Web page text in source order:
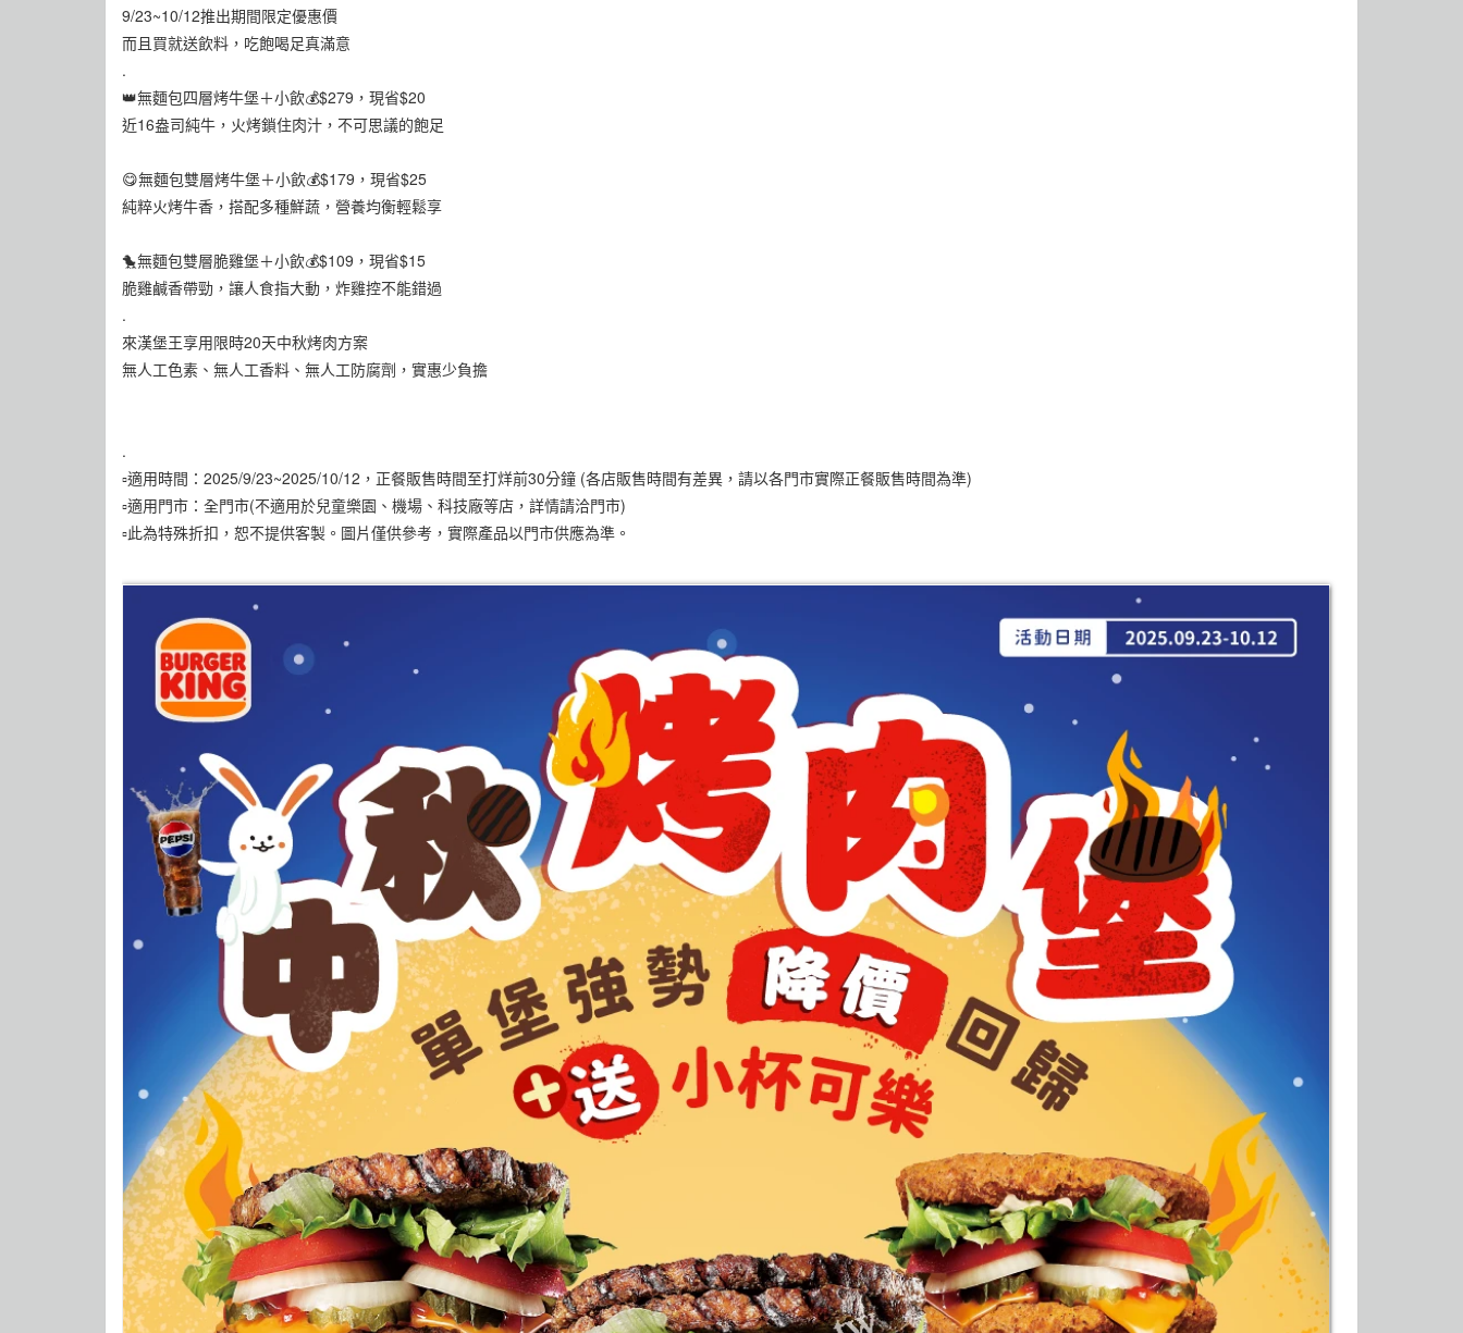
9/23~10/12推出期間限定優惠價
而且買就送飲料，吃飽喝足真滿意
.
👑無麵包四層烤牛堡＋小飲💰$279，現省$20
近16盎司純牛，火烤鎖住肉汁，不可思議的飽足
😋無麵包雙層烤牛堡＋小飲💰$179，現省$25
純粹火烤牛香，搭配多種鮮蔬，營養均衡輕鬆享
🐤無麵包雙層脆雞堡＋小飲💰$109，現省$15
脆雞鹹香帶勁，讓人食指大動，炸雞控不能錯過
.
來漢堡王享用限時20天中秋烤肉方案
無人工色素、無人工香料、無人工防腐劑，實惠少負擔
.
▫️適用時間：2025/9/23~2025/10/12，正餐販售時間至打烊前30分鐘 (各店販售時間有差異，請以各門市實際正餐販售時間為準)
▫️適用門市：全門市(不適用於兒童樂園、機場、科技廠等店，詳情請洽門市)
▫️此為特殊折扣，恕不提供客製。圖片僅供參考，實際產品以門市供應為準。